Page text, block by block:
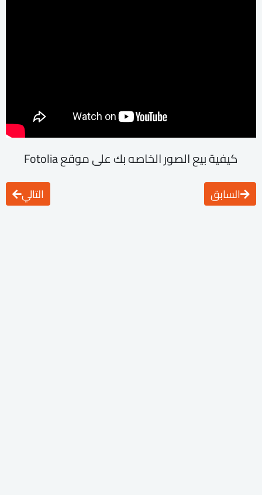
كيفية بيع الصور الخاصه بك على موقع Fotolia
السابق التالي